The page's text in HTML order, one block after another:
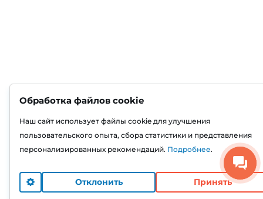
Обработка файлов cookie
Наш сайт использует файлы cookie для улучшения
пользовательского опыта, сбора статистики и представления
персонализированных рекомендаций. Подробнее.